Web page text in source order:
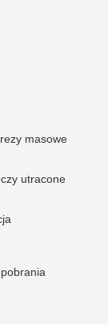
masowe
utracone